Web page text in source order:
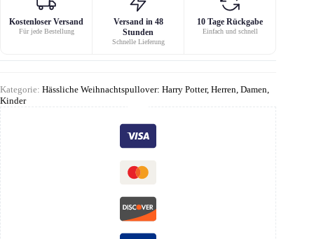
Kostenloser Versand
Für jede Bestellung
Versand in 48
Stunden
Schnelle Lieferung
10 Tage Rückgabe
Einfach und schnell
Kategorie: Hässliche Weihnachtspullover: Harry Potter, Herren, Damen,
Kinder